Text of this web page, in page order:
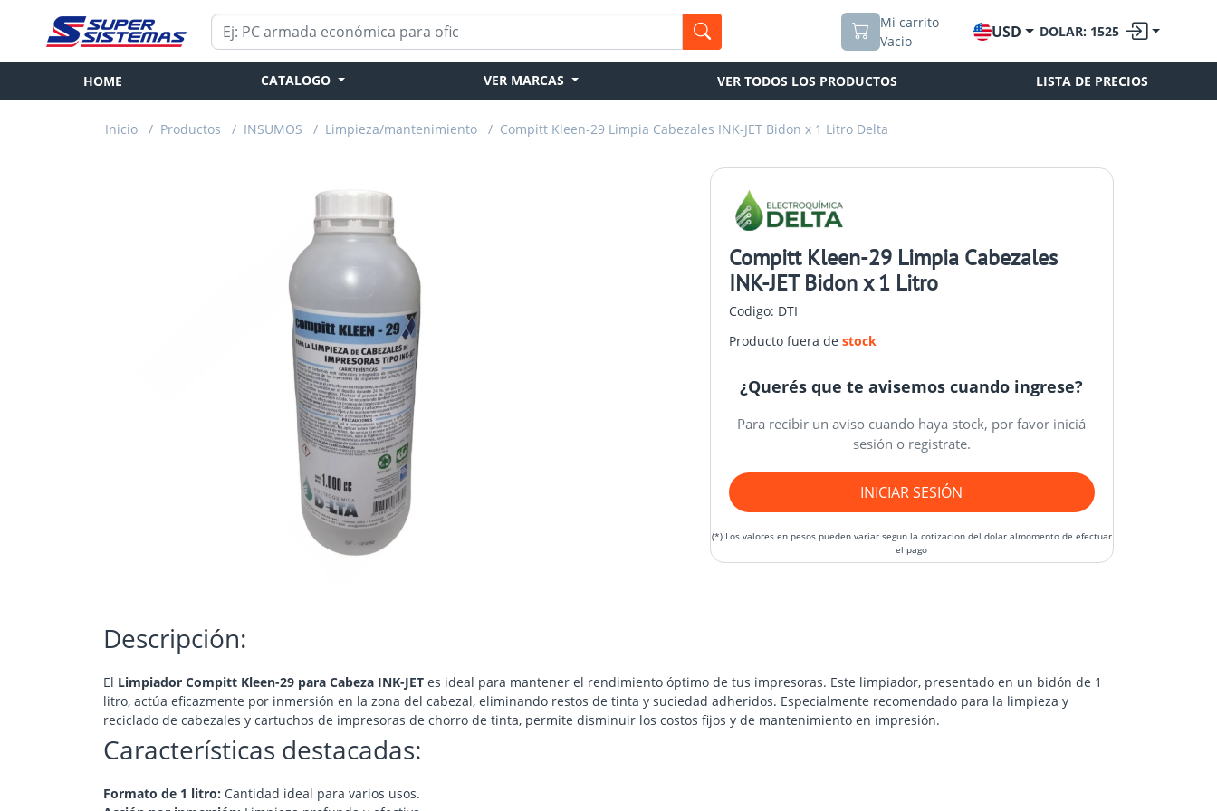
Mi carrito
Vacio
USD DOLAR: 1525
HOME CATALOGO VER MARCAS VER TODOS LOS PRODUCTOS LISTA DE PRECIOS
Inicio / Productos / INSUMOS / Limpieza/mantenimiento / Compitt Kleen-29 Limpia Cabezales INK-JET Bidon x 1 Litro Delta
Compitt Kleen-29 Limpia Cabezales
INK-JET Bidon x 1 Litro
Codigo: DTI
Producto fuera de stock
¿Querés que te avisemos cuando ingrese?
Para recibir un aviso cuando haya stock, por favor iniciá
sesión o registrate.
INICIAR SESIÓN
(*) Los valores en pesos pueden variar segun la cotizacion del dolar almomento de efectuar
el pago
Descripción:
El Limpiador Compitt Kleen-29 para Cabeza INK-JET es ideal para mantener el rendimiento óptimo de tus impresoras. Este limpiador, presentado en un bidón de 1
litro, actúa eficazmente por inmersión en la zona del cabezal, eliminando restos de tinta y suciedad adheridos. Especialmente recomendado para la limpieza y
reciclado de cabezales y cartuchos de impresoras de chorro de tinta, permite disminuir los costos fijos y de mantenimiento en impresión.
Características destacadas:
Formato de 1 litro: Cantidad ideal para varios usos.